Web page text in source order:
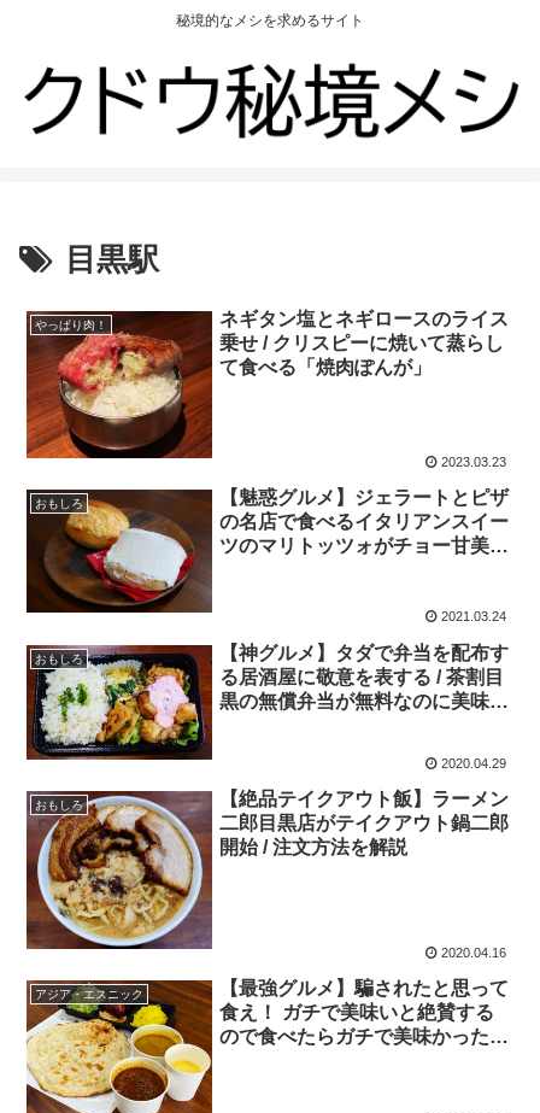
秘境的なメシを求めるサイト
目黒駅
やっぱり肉！
ネギタン塩とネギロースのライス
乗せ / クリスピーに焼いて蒸らし
て食べる「焼肉ぽんが」
2023.03.23
おもしろ
【魅惑グルメ】ジェラートとピザ
の名店で食べるイタリアンスイー
ツのマリトッツォがチョー甘美す
2021.03.24
おもしろ
【神グルメ】タダで弁当を配布す
る居酒屋に敬意を表する / 茶割目
黒の無償弁当が無料なのに美味
2020.04.29
おもしろ
【絶品テイクアウト飯】ラーメン
二郎目黒店がテイクアウト鍋二郎
開始 / 注文方法を解説
2020.04.16
アジア・エスニック
【最強グルメ】騙されたと思って
食え！ ガチで美味いと絶賛する
ので食べたらガチで美味かった持